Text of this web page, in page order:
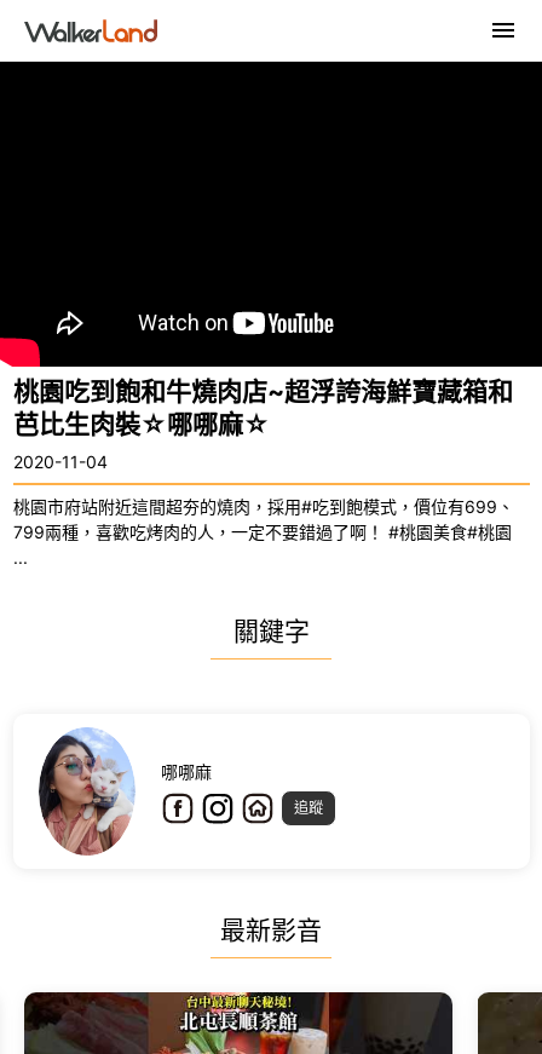
桃園吃到飽和牛燒肉店~超浮誇海鮮寶藏箱和
芭比生肉裝☆哪哪麻☆
2020-11-04
桃園市府站附近這間超夯的燒肉，採用#吃到飽模式，價位有699、
799兩種，喜歡吃烤肉的人，一定不要錯過了啊！ #桃園美食#桃園
...
關鍵字
哪哪麻
追蹤
最新影音